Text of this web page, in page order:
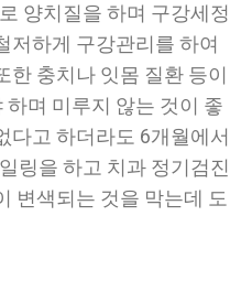
양치질을 하며 구강세정
저하게 구강관리를 하여
한 충치나 잇몸 질환 등이
며 미루지 않는 것이 좋
다고 하더라도 6개월에서
링을 하고 치과 정기검진
변색되는 것을 막는데 도